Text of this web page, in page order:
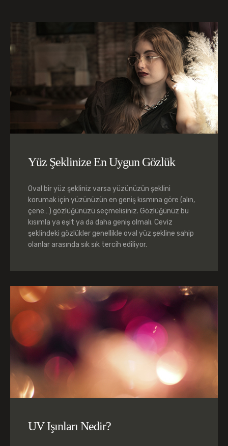
Yüz Şeklinize En Uygun Gözlük
Oval bir yüz şekliniz varsa yüzünüzün şeklini
korumak için yüzünüzün en geniş kısmına göre (alın,
çene…) gözlüğünüzü seçmelisiniz. Gözlüğünüz bu
kısımla ya eşit ya da daha geniş olmalı. Ceviz
şeklindeki gözlükler genellikle oval yüz şekline sahip
olanlar arasında sık sık tercih ediliyor.
UV Işınları Nedir?